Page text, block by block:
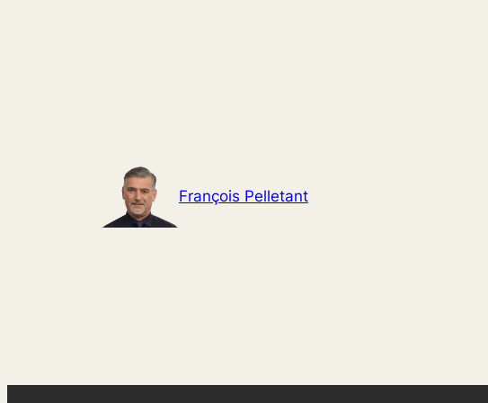
François Pelletant